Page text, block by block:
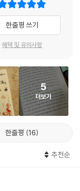
들이 제법 등장한다.
국으로 통일되기 전까
난맥상을 이겨내고 유
없었겠는가. 이 기획은
로 실현되는데, 이 길을
인리히는 돌연 나치 선
왕이야말로 나치 프로파
한줄평 쓰기
혜택 및 유의사항
5
더보기
한줄평 16
추천순